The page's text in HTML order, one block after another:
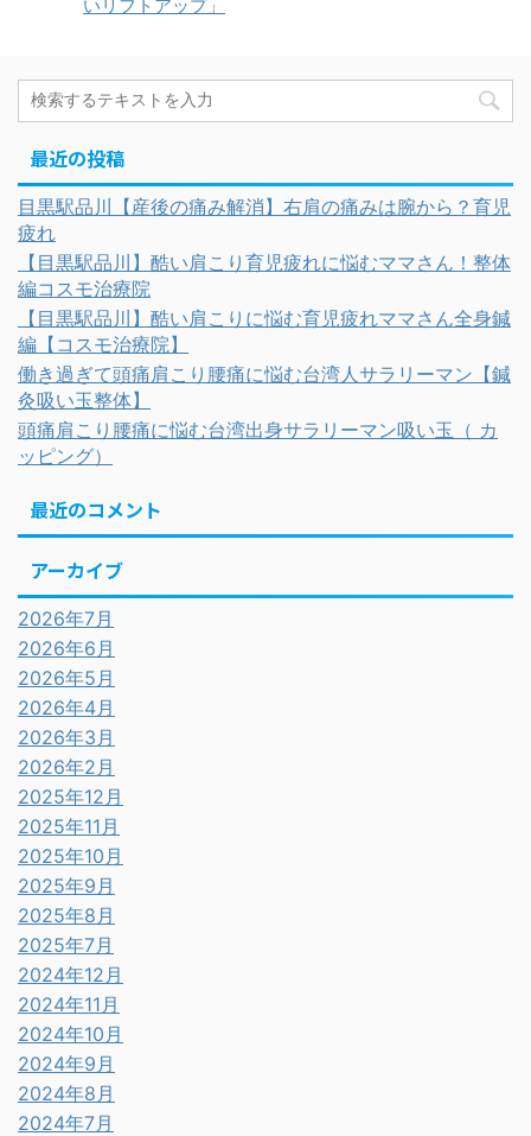
いリフトアップ」
最近の投稿
目黒駅品川【産後の痛み解消】右肩の痛みは腕から？育児
疲れ
【目黒駅品川】酷い肩こり育児疲れに悩むママさん！整体
編コスモ治療院
【目黒駅品川】酷い肩こりに悩む育児疲れママさん全身鍼
編【コスモ治療院】
働き過ぎて頭痛肩こり腰痛に悩む台湾人サラリーマン【鍼
灸吸い玉整体】
頭痛肩こり腰痛に悩む台湾出身サラリーマン吸い玉（ カ
ッピング）
最近のコメント
アーカイブ
2026年7月
2026年6月
2026年5月
2026年4月
2026年3月
2026年2月
2025年12月
2025年11月
2025年10月
2025年9月
2025年8月
2025年7月
2024年12月
2024年11月
2024年10月
2024年9月
2024年8月
2024年7月